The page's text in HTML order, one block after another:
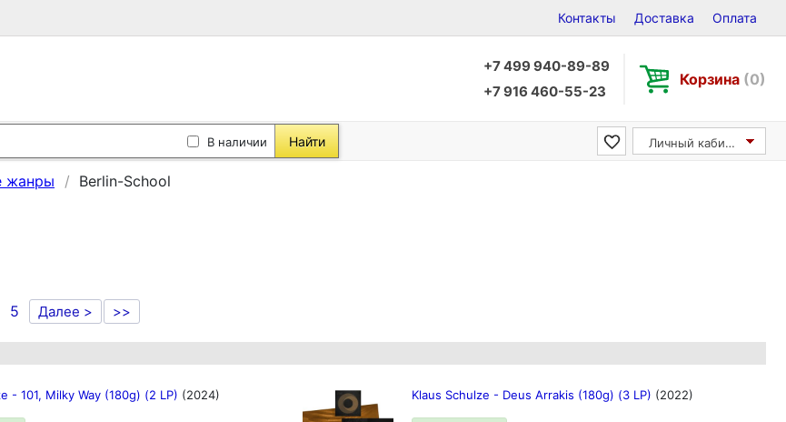
Контакты Доставка Оплата
+7 499 940-89-89
+7 916 460-55-23
Корзина (0)
В наличии Найти Личный кабинет
жанры Berlin-School
5 Далее > >>
- 101, Milky Way (180g) (2 LP) (2024) Klaus Schulze - Deus Arrakis (180g) (3 LP) (2022)